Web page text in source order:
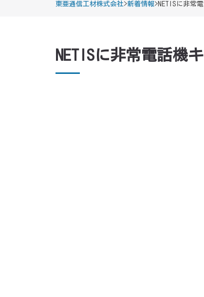
東亜通信工材株式会社>新着情報>NETISに非常
NETISに非常電話機